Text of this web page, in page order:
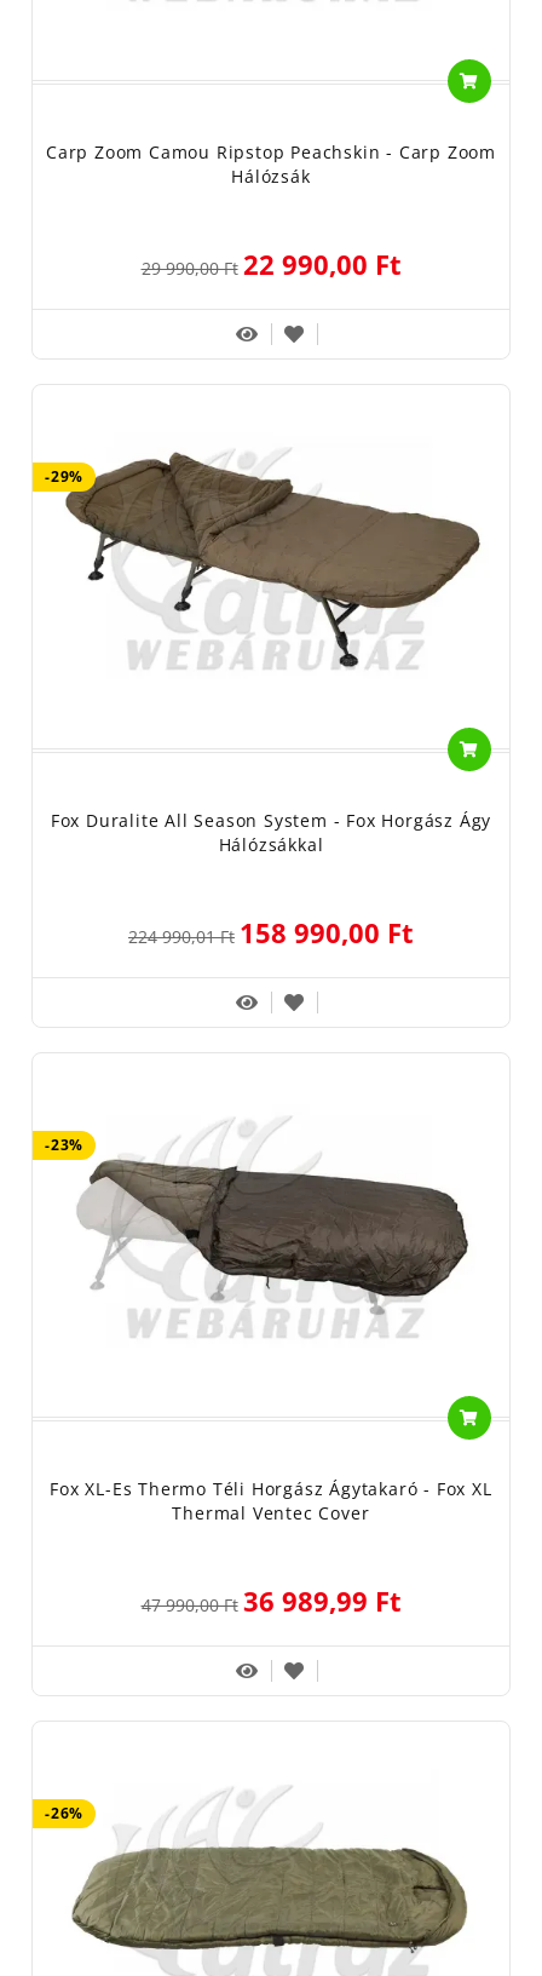
Carp Zoom Camou Ripstop Peachskin - Carp Zoom
Hálózsák
29 990,00 Ft 22 990,00 Ft
-29%
Fox Duralite All Season System - Fox Horgász Ágy
Hálózsákkal
224 990,01 Ft 158 990,00 Ft
-23%
Fox XL-Es Thermo Téli Horgász Ágytakaró - Fox XL
Thermal Ventec Cover
47 990,00 Ft 36 989,99 Ft
-26%